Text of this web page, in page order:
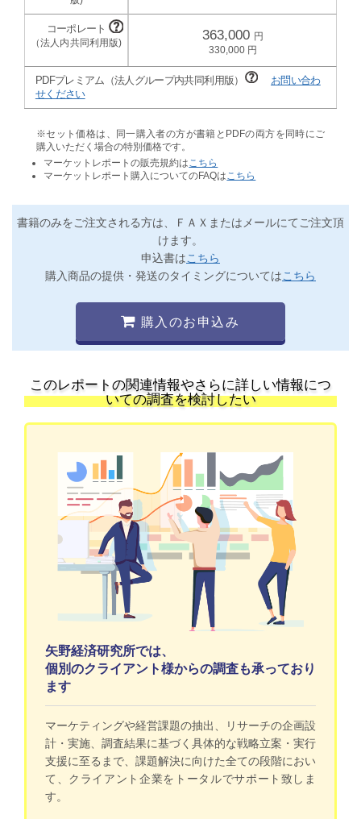
363,000
330,000
PDFプレミアム（法人グループ内共同利用版）
お問い合わ
せください
※セット価格は、同一購入者の方が書籍とPDFの両方を同時にご
購入いただく場合の特別価格です。
マーケットレポートの販売規約は こちら
マーケットレポート購入についてのFAQは こちら
書籍のみをご注文される方は、ＦＡＸまたはメールにてご注文頂
けます。
申込書はこちら
購入商品の提供・発送のタイミングについてはこちら
購入のお申込み
このレポートの関連情報やさらに詳しい情報につ
いての調査を検討したい
矢野経済研究所では、
個別のクライアント様からの調査も承っており
ます
マーケティングや経営課題の抽出、リサーチの企画設
計・実施、調査結果に基づく具体的な戦略立案・実行
支援に至るまで、課題解決に向けた全ての段階におい
て、クライアント企業をトータルでサポート致しま
す。